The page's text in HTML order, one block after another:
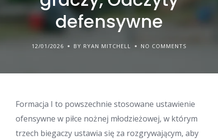
defensywne
12/01/2026 BY RYAN MITCHELL NO COMMENTS
Formacja I to powszechnie stosowane ustawienie
ofensywne w piłce nożnej młodzieżowej, w którym
trzech biegaczy ustawia się za rozgrywającym, aby